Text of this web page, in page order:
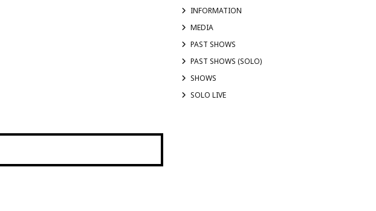
INFORMATION
MEDIA
PAST SHOWS
PAST SHOWS (SOLO)
SHOWS
SOLO LIVE